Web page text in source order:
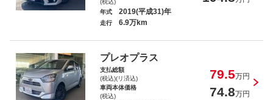
年式 2019(平成31)年
走行 6.9万km
プレオプラス
支払総額
(税込)(リ済込)
79.5万円
車両本体価格
(税込)
74.8万円